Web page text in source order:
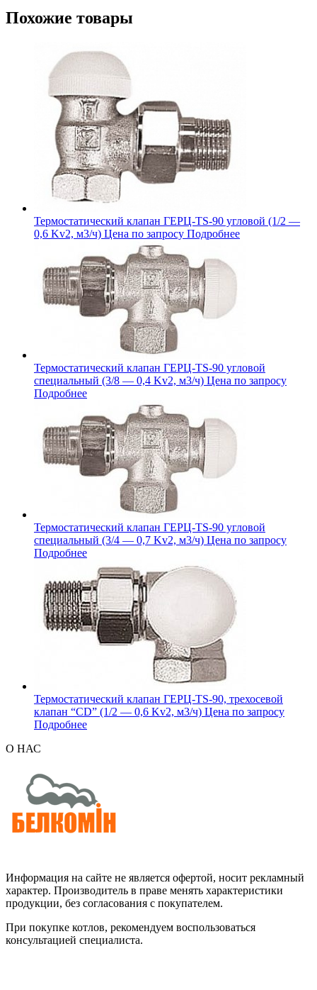
Похожие товары
Термостатический клапан ГЕРЦ-TS-90 угловой (1/2 —
0,6 Kv2, м3/ч) Цена по запросу Подробнее
Термостатический клапан ГЕРЦ-TS-90 угловой
специальный (3/8 — 0,4 Kv2, м3/ч) Цена по запросу
Подробнее
Термостатический клапан ГЕРЦ-TS-90 угловой
специальный (3/4 — 0,7 Kv2, м3/ч) Цена по запросу
Подробнее
Термостатический клапан ГЕРЦ-TS-90, трехосевой
клапан “CD” (1/2 — 0,6 Kv2, м3/ч) Цена по запросу
Подробнее
О НАС
Информация на сайте не является офертой, носит рекламный
характер. Производитель в праве менять характеристики
продукции, без согласования с покупателем.
При покупке котлов, рекомендуем воспользоваться
консультацией специалиста.